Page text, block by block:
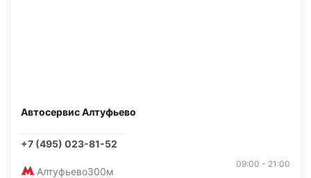
Автосервис Алтуфьево
+7 (495) 023-81-52
Алтуфьево300м
09:00 - 21:00